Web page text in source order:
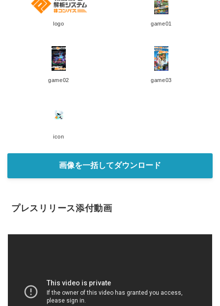
logo game01
game02 game03
icon
画像を一括してダウンロード
プレスリリース添付動画